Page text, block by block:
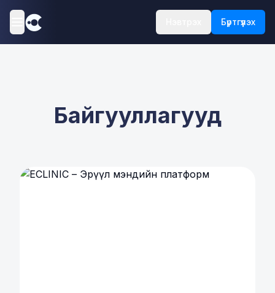
Бүртгүүлэх
Байгууллагууд